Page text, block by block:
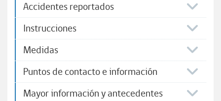
Accidentes reportados
Instrucciones
Medidas
Puntos de contacto e información
Mayor información y antecedentes